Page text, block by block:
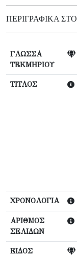
ΠΕΡΙΓΡΑΦΙΚΆ
ΓΛΩΣΣΑ
ΤΕΚΜΗΡΙΟΥ
ΤΙΤΛΟΣ
ΧΡΟΝΟΛΟΓΙΑ
ΑΡΙΘΜΟΣ
ΣΕΛΙΔΩΝ
ΕΙΔΟΣ